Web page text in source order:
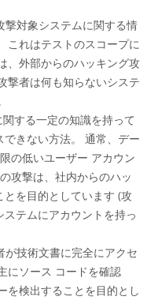
撃対象システムに関する情
これはテストのスコープに
、外部からのハッキング攻
撃者は何も知らないシステ
する一定の知識を持って
きない方法。 通常、デー
の低いユーザー アカウン
攻撃は、社内からのハッ
を目的としています (攻
テムにアカウントを持っ
技術文書に完全にアクセ
にソース コードを確認
を検出することを目的とし